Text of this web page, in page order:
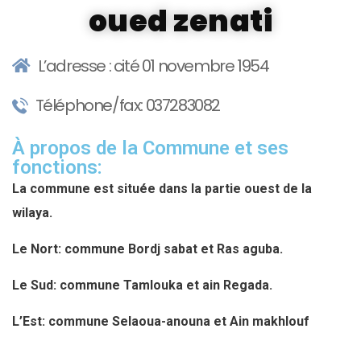
oued zenati
L’adresse : cité 01 novembre 1954
Téléphone/fax: 037283082
À propos de la Commune et ses
fonctions:
La commune est située dans la partie ouest de la
wilaya.
Le Nort: commune Bordj sabat et Ras aguba.
Le Sud: commune Tamlouka et ain Regada.
L’Est: commune Selaoua-anouna et Ain makhlouf